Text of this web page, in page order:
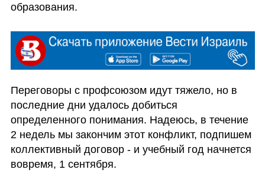
образования.
Переговоры с профсоюзом идут тяжело, но в
последние дни удалось добиться
определенного понимания. Надеюсь, в течение
2 недель мы закончим этот конфликт, подпишем
коллективный договор - и учебный год начнется
вовремя, 1 сентября.